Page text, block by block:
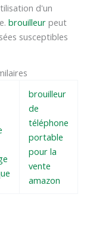
d'un
brouilleur peut
susceptibles
brouilleur
de
téléphone
portable
pour la
vente
amazon